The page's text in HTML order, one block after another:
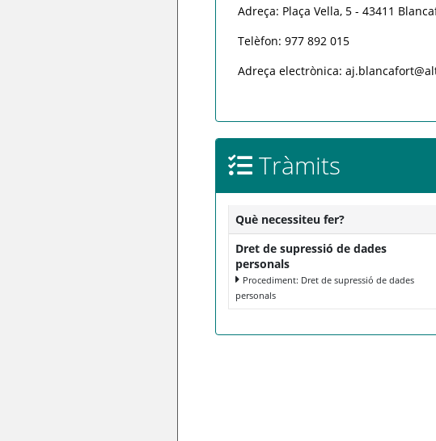
Adreça: Plaça Vella, 5 - 43411
Telèfon: 977 892 015
Adreça electrònica:
Tràmits
Què necessiteu fer?
Dret de supressió de dades
personals
Procediment: Dret de supressió de dades
personals